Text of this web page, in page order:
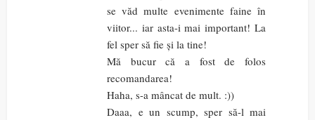
se văd multe evenimente faine în
viitor... iar asta-i mai important! La
fel sper să fie și la tine!
Mă bucur că a fost de folos
recomandarea!
Haha, s-a mâncat de mult. :))
Daaa, e un scump, sper să-l mai